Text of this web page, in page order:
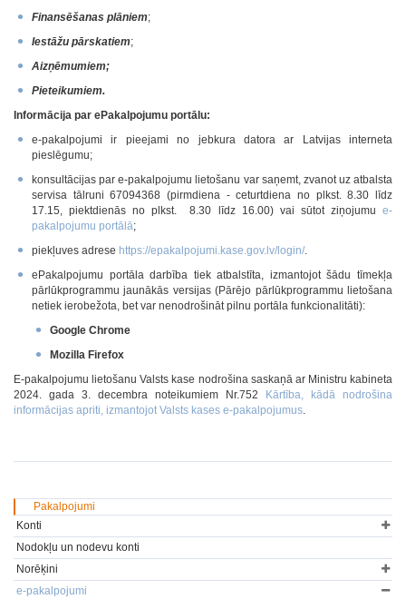
Finansēšanas plāniem;
Iestāžu pārskatiem;
Aizņēmumiem;
Pieteikumiem.
Informācija par ePakalpojumu portālu:
e-pakalpojumi ir pieejami no jebkura datora ar Latvijas interneta
pieslēgumu;
konsultācijas par e-pakalpojumu lietošanu var saņemt, zvanot uz atbalsta
servisa tālruni 67094368 (pirmdiena - ceturtdiena no plkst. 8.30 līdz
17.15, piektdienās no plkst. 8.30 līdz 16.00) vai sūtot ziņojumu e-
pakalpojumu portālā;
piekļuves adrese https://epakalpojumi.kase.gov.lv/login/.
ePakalpojumu portāla darbība tiek atbalstīta, izmantojot šādu tīmekļa
pārlūkprogrammu jaunākās versijas (Pārējo pārlūkprogrammu lietošana
netiek ierobežota, bet var nenodrošināt pilnu portāla funkcionalitāti):
Google Chrome
Mozilla Firefox
E-pakalpojumu lietošanu Valsts kase nodrošina saskaņā ar Ministru kabineta
2024. gada 3. decembra noteikumiem Nr.752
Kārtība, kādā nodrošina
informācijas apriti, izmantojot Valsts kases e-pakalpojumus.
Pakalpojumi
Konti
Nodokļu un nodevu konti
Norēķini
e-pakalpojumi